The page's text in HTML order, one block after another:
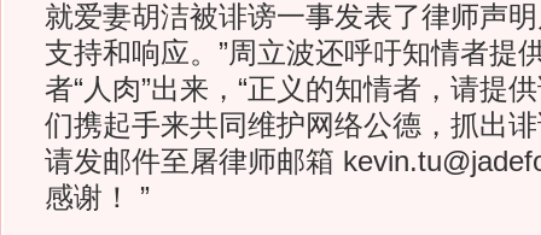
就爱妻胡洁被诽谤一事发表了律师声
支持和响应。”周立波还呼吁知情者提
者“人肉”出来，“正义的知情者，请提
们携起手来共同维护网络公德，抓出
请发邮件至屠律师邮箱
感谢！ ”